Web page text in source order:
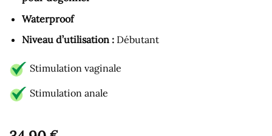
Waterproof
Niveau d’utilisation :Débutant
Stimulation vaginale
Stimulation anale